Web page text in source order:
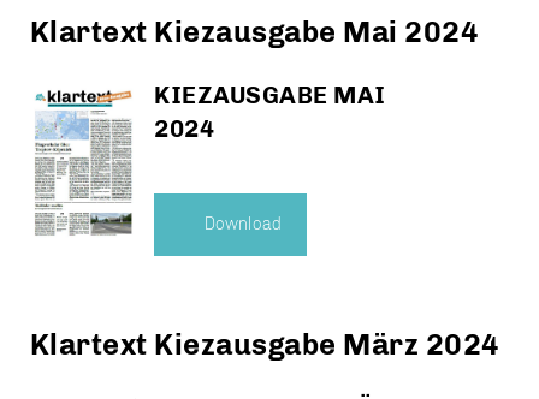
Klartext Kiezausgabe Mai 2024
KIEZAUSGABE MAI
2024
Download
Klartext Kiezausgabe März 2024